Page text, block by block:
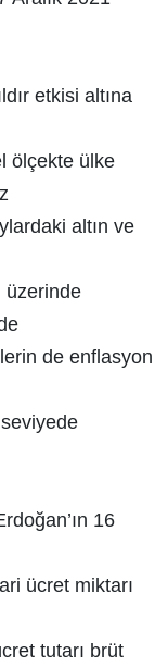
etkisi altına
ölçekte ülke
altın ve
üzerinde
de enflasyon
16
ücret miktarı
tutarı brüt